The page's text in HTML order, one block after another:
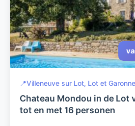
📍Villeneuve sur Lot, Lot et Garonne
Chateau Mondou in de Lot
tot en met 16 personen